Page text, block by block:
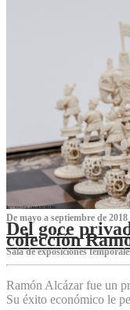
De mayo a septiembre de 2018
Del goce
colección
Sala de exposiciones
Ramón Alcázar fue un
Su éxito económico le